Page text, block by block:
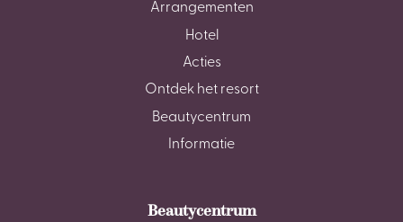
Arrangementen
Hotel
Acties
Ontdek het resort
Beautycentrum
Informatie
Beautycentrum